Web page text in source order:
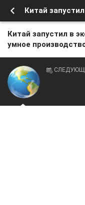
Китай запустил в
умное